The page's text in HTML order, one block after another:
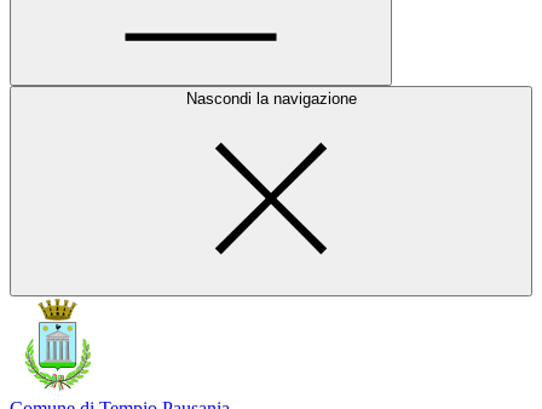
Nascondi la navigazione